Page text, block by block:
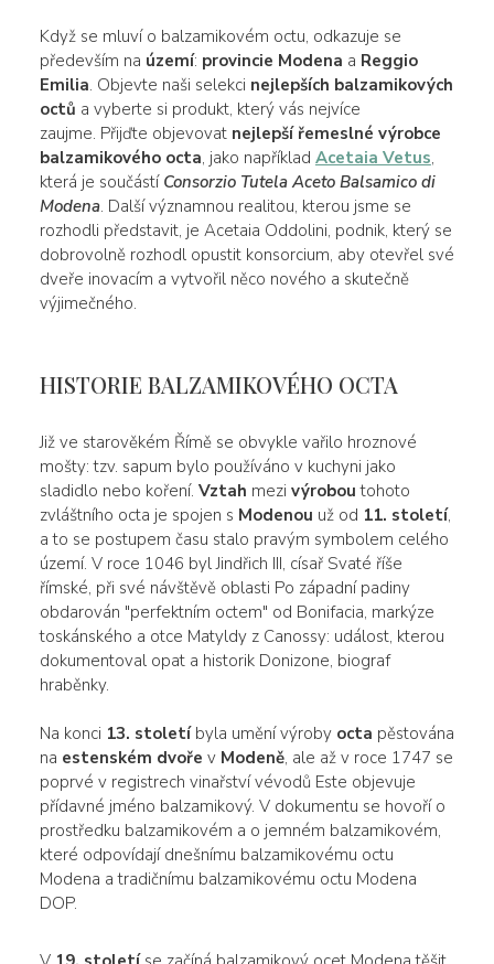
Když se mluví o balzamikovém octu, odkazuje se
především na území: provincie Modena a Reggio
Emilia. Objevte naši selekci nejlepších balzamikových
octů a vyberte si produkt, který vás nejvíce
zaujme. Přijďte objevovat nejlepší řemeslné výrobce
balzamikového octa, jako například Acetaia Vetus,
která je součástí Consorzio Tutela Aceto Balsamico di
Modena. Další významnou realitou, kterou jsme se
rozhodli představit, je Acetaia Oddolini, podnik, který se
dobrovolně rozhodl opustit konsorcium, aby otevřel své
dveře inovacím a vytvořil něco nového a skutečně
výjimečného.
HISTORIE BALZAMIKOVÉHO OCTA
Již ve starověkém Římě se obvykle vařilo hroznové
mošty: tzv. sapum bylo používáno v kuchyni jako
sladidlo nebo koření. Vztah mezi výrobou tohoto
zvláštního octa je spojen s Modenou už od 11. století,
a to se postupem času stalo pravým symbolem celého
území. V roce 1046 byl Jindřich III, císař Svaté říše
římské, při své návštěvě oblasti Po západní padiny
obdarován "perfektním octem" od Bonifacia, markýze
toskánského a otce Matyldy z Canossy: událost, kterou
dokumentoval opat a historik Donizone, biograf
hraběnky.
Na konci 13. stoletíbyla umění výroby octa pěstována
na estenském dvoře v Modeně, ale až v roce 1747 se
poprvé v registrech vinařství vévodů Este objevuje
přídavné jméno balzamikový. V dokumentu se hovoří o
prostředku balzamikovém a o jemném balzamikovém,
které odpovídají dnešnímu balzamikovému octu
Modena a tradičnímu balzamikovému octu Modena
DOP.